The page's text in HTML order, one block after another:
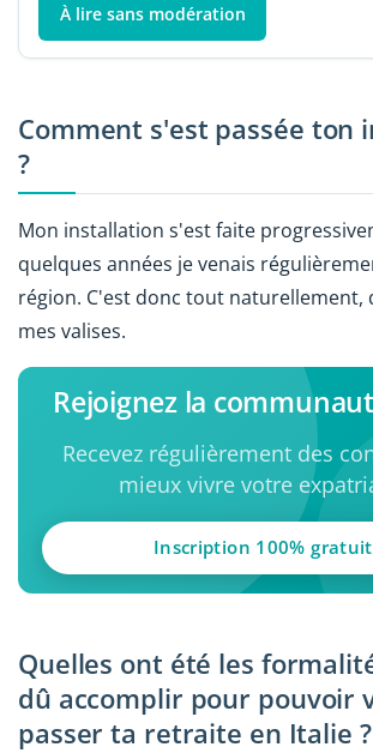
À lire sans modération
Comment s'est passée ton
?
Mon installation s'est faite
quelques années je venais
région. C'est donc tout naturellement,
mes valises.
Rejoignez la
Recevez régulièrement des
mieux vivre votre
Inscription 100%
Quelles ont été les
dû accomplir pour pouvoir
passer ta retraite en Italie ?